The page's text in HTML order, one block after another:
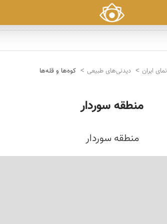
نمای ایران دیدنی‌های طبیعی کوه‌ها و قله‌ها
منطقه سوردار
منطقه سوردار